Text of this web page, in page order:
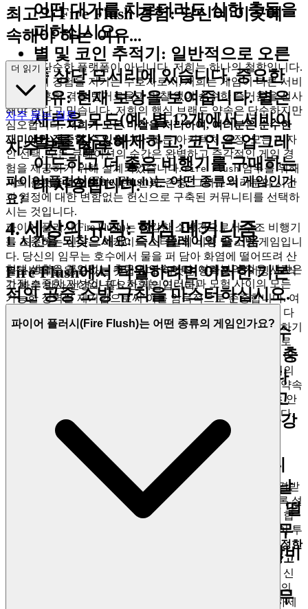
어떤 대가를 치르더라도 심한 충돌을
피하십시오.
별 및 코인 추적기: 일반적으로 오른
쪽 상단 모서리에 있습니다.중요한
이유:현재 보상을 보여줍니다. 별은
새로운 모드(예: 별 12개에서 서바이
벌)를 잠금 해제하고, 코인은 업그레
이드하고 더 좋은 비행기를 구매하는
데 사용됩니다.
4. 세상의 규칙: 핵심 메커니즘
Fire Flush에서 탁월하려면 이러한 기본
적인 공중 소방 규칙을 마스터하십시오.
물 재충전 규칙:비행기가 물속(호수
또는 강)에 잠시 잠길 수 있을 만큼 충
분히 낮게 비행할 때만 물 탱크를 다
시 채울 수 있습니다. 충돌하지 않고
물을 뜨려면 안정적이고 제어된 하강
을 유지해야 합니다.
소화 루프: 물은 폭탄처럼 떨어집니
다. 정확한 고도에서 불 바로 위를 날
아 불이 당신 아래에 있는 순간 "물 떨
어뜨리기" 키를 눌러야 합니다. 너무
일찍 또는 늦게 떨어뜨리면 물을 낭비
빠른 속도로 지면, 나무
최고의 Fire Flush 경험: 당신이 이곳에
속해야 하는 이유...
저희는 단순한 플랫폼이 아닙니다. 저희는 하나의 철학입니다.
여러분의 경험을 지키는 수호자로서, 저희는 게임이 다른 서비
스에서 흔히 겪는 번거로움과 마찰 없이 순수한 즐거움을 선사
해야 한다고 믿습니다. 저희의 핵심 브랜드 약속은 단순하지만
심오합니다.저희가 모든 마찰을 처리하여, 여러분은 순수한
재미에만 집중할 수 있습니다.모든 아키텍처 결정, 모든 디자
인 선택, 모든 큐레이션의 순간은 완벽하고 즉각적인 게임 경
험을 제공하기 위해 설계되었습니다.Fire Flush임무를 위해
저희 플랫폼을 선택하시면, 신뢰, 존중, 그리고 여러분의 시간
과 열정에 대한 변함없는 헌신으로 구축된 커뮤니티를 선택하
시는 것입니다.
1. 시간을 되찾으세요: 즉시 플레이의 즐거움
현대 생활은 끊임없는 추구의 연속이며, 여러분의 자유 시간은
가장 소중한 자산입니다. 저희는 여러분과 모험 사이의 모든
가능한 장벽을 제거함으로써 이를 암묵적으로 존중합니다. 여
러분은 영웅이 되기 위해 기다릴 필요가 없습니다. 끝없는 다
운로드를 탐색하고, 설치 파일과 씨름하고, 게임을 플레이하기
위해 장치의 메모리를 희생할 필요가 없습니다. 이것이 바로
를 기반으로 구축된 이
유입니다. 저희는 모든 장치에서 브라우저를 통해 H5 게임의
완전하고 풍부한 기능을 직접 제공합니다. 이것이 저희의 약속
를 플레이하고 싶을 때, 여러분은 몇 초 안
에 조종석에 앉아 호수에 뛰어들어 숲을 구할 준비가 됩니다.
마찰 없이, 순수하고 즉각적인 재미만 있습니다.
2. 정직한 재미: 제로 압력 약속
저희는 플레이어를 수익을 창출해야 할 고객이 아니라 존경받
는 손님으로 여깁니다. 게임은 점진적인 지불을 유도하도록 설
계된 일련의 함정이 아니라, 환대의 한 형태처럼 느껴져야 합
니다. 저희는 숨겨진 비용, 강제적인 광고 벽, 조작적인 페이 투
진정한
무료 플레이 모델로 운영되며, 게임 내 구매와 방해적인 광고
이러한 재정적 압력의 부재는 진정한 신
의
모든 완벽한 타이밍과 정밀한 움직임을 완벽하게 마스터하세
더 읽기
자주 묻는 질문
자주 묻는 질문
파이어 플러시(Fire Flush)는 어떤 종류의 게임인가
요?
파이어 플러시(Fire Flush)는 용감한 소방견으로서 구조 비행기
를 조종하는 신나는 아케이드 스타일의 비행 및 소방 게임입니
다. 당신의 임무는 호수에서 물을 퍼 담아 화염에 떨어뜨려 산
불로부터 숲을 구하는 것입니다. 이것은 정확성, 타이밍, 그리
고 빠른 반사 신경이 필요한 게임입니다!
파이어 플러시(Fire Flush)는 어떤 종류의 게임인가요?